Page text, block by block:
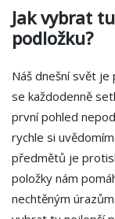
Jak vybrat
podložku?
Náš dnešní svět
se každodenně
první pohled
rychle si
předmětů je
položky nám
nechtěným